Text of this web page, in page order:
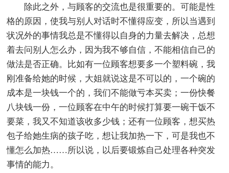
除此之外，与顾客的交流也是很重要的。可能是性
格的原因，使我与别人对话时不懂得应变，所以当遇到
状况外的事情我总是不懂得以自身的力量去解决，总想
着去问别人怎么办，因为我不够自信，不能相信自己的
做法是否正确。比如有一位顾客想要多一个塑料碗，我
刚准备给她的时候，大姐就说这是不可以的，一个碗的
成本是一块钱一个的，我们不能做亏本买卖；一份快餐
八块钱一份，一位顾客在中午的时候打算要一碗干饭不
要菜，我又不知道该收多少钱；还有一位顾客，想买热
包子给她生病的孩子吃，想让我加热一下，可是我也不
懂怎么加热……所以说，以后要锻炼自己处理各种突发
事情的能力。